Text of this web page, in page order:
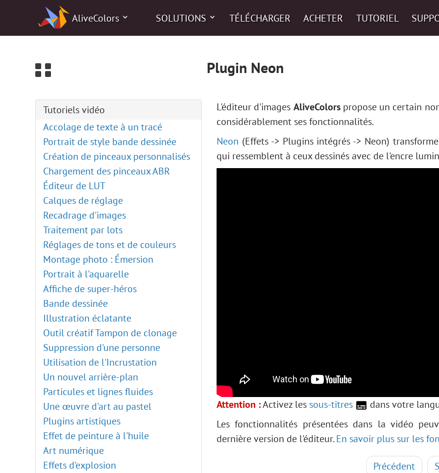
AliveColors SOLUTIONS TÉLÉCHARGER ACHETER TUTORIEL
Plugin Neon
Tutoriels vidéo
Accolage de texte à un tracé
Portrait de style bande dessinée
Création de pinceaux personnalisés
Chargement des pinceaux ABR
Éditeur de LUT
Calques de réglage
Recadrage d'images
Traitement par lots
Réglages de tons et de couleurs
Montage photo : Émersion
Portrait à l'aquarelle
Affiche de super-héros
Bande dessinée
Illustration éclatante
Outil créatif Tampon de clonage
Suppression d'une personne
Utilisation de l'Incrustation
Un nouvel arrière-plan
Particules et lignes fluides
Une œuvre d'art au pastel
Plugins artistiques
Effet de peinture à l'huile
Art numérique
Effets d'explosion
L'éditeur d'images AliveColorspropose un certain
considérablement ses fonctionnalités.
Neon (Effets -> Plugins intégrés -> Neon)
qui ressemblent à ceux dessinés avec de l'encre
Attention :Activez les sous-titres
dans votre
Les fonctionnalités présentées dans la vidéo
dernière version de l'éditeur.En savoir plus sur les
Précédent